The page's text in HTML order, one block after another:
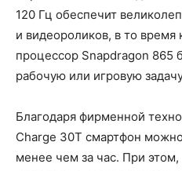
120 Гц обеспечит
и видеороликов, в то
процессор Snapdragon
рабочую или игровую
Благодаря фирменной
Charge 30T смартфон можно
менее чем за час. При этом,